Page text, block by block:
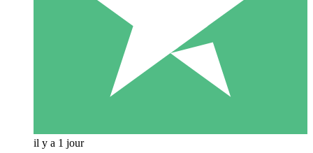
il y a 1 jour